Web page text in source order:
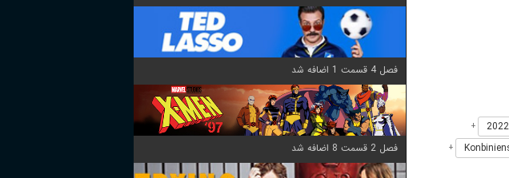
+
+
فصل 4 قسمت 1 اضافه شد
فصل 2 قسمت 8 اضافه شد